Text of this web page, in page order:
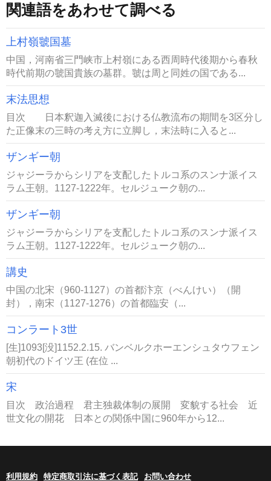
関連語をあわせて調べる
上村嶺虢国墓
中国，河南省三門峡市上村嶺にある西周時代後期から春秋
時代前期の虢国貴族の墓群。虢は周と同姓の国である...
末法思想
目次 日本釈迦入滅後における仏教流布の期間を3区分し
た正像末の三時の考え方に立脚し，末法時に入ると...
ザンギー朝
ジャジーラからシリアを支配したトルコ系のスンナ派イス
ラム王朝。1127-1222年。セルジューク朝の...
ザンギー朝
ジャジーラからシリアを支配したトルコ系のスンナ派イス
ラム王朝。1127-1222年。セルジューク朝の...
講史
中国の北宋（960-1127）の首都汴京（べんけい）（開
封），南宋（1127-1276）の首都臨安（...
コンラート3世
[生]1093[没]1152.2.15. バンベルクホーエンシュタウフェン
朝初代のドイツ王 (在位 ...
宋
目次 政治過程 君主独裁体制の展開 変貌する社会 近
世文化の開花 日本との関係中国に960年から12...
利用規約 特定商取引法に基づく表記 お問い合わせ